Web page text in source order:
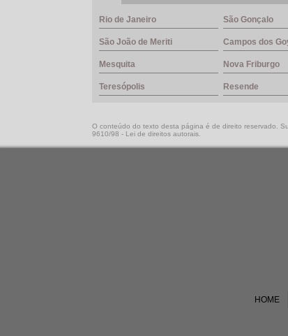
Rio de Janeiro São Gonçalo
São João de Meriti Campos dos
Mesquita Nova Friburgo
Teresópolis Resende
O conteúdo do texto desta página é de direito reservado.
9610/98 - Lei de direitos autorais
HOME